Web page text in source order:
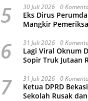
5 30 Juli 2026 0
Eks Dirus
Mangkir
Ancam Jemput
6 31 Juli 2026 0
Lagi Viral Oknum
Sopir Truk Jutaan
Sanksi Pemecatan
7 31 Juli 2026 0
Ketua DPRD
Sekolah Rusak